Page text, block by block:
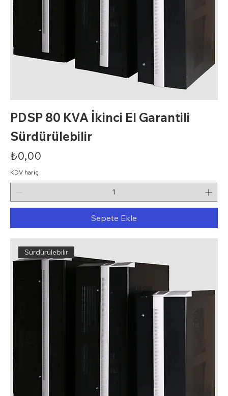
PDSP 80 KVA İkinci El Garantili
Sürdürülebilir
Fiyat
₺0,00
KDV hariç
Sepete Ekle
Sürdürülebilir